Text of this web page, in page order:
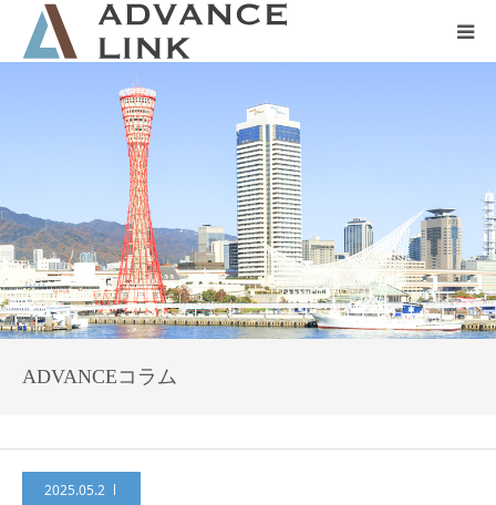
ADVANCEコラム
2025.05.2
会社概要
ネット保険
事業保険